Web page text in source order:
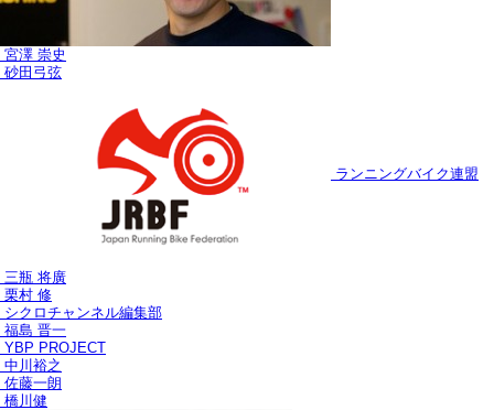
宮澤 崇史
砂田弓弦
ランニングバイク連盟
三瓶 将廣
栗村 修
シクロチャンネル編集部
福島 晋一
YBP PROJECT
中川裕之
佐藤一朗
橋川健